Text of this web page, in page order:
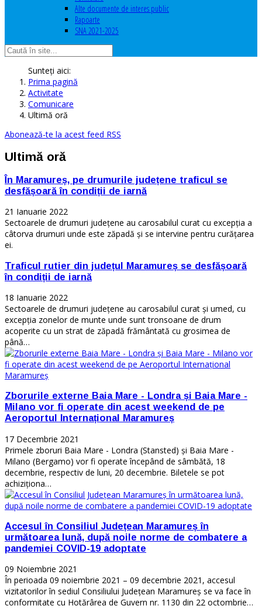
Alte documente de interes public
Rapoarte
SNA 2021-2025
Sunteți aici:
Prima pagină
Activitate
Comunicare
Ultimă oră
Abonează-te la acest feed RSS
Ultimă oră
În Maramureș, pe drumurile județene traficul se
desfășoară în condiții de iarnă
21 Ianuarie 2022
Sectoarele de drumuri județene au carosabilul curat cu excepția a
câtorva drumuri unde este zăpadă și se intervine pentru curățarea
ei.
Traficul rutier din județul Maramureș se desfășoară
în condiții de iarnă
18 Ianuarie 2022
Sectoarele de drumuri județene au carosabilul curat și umed, cu
excepția zonelor de munte unde sunt tronsoane de drum
acoperite cu un strat de zăpadă frământată cu grosimea de
până…
Zborurile externe Baia Mare - Londra și Baia Mare -
Milano vor fi operate din acest weekend de pe
Aeroportul Internațional Maramureș
17 Decembrie 2021
Primele zboruri Baia Mare - Londra (Stansted) și Baia Mare -
Milano (Bergamo) vor fi operate începând de sâmbătă, 18
decembrie, respectiv de luni, 20 decembrie. Biletele se pot
achiziționa…
Accesul în Consiliul Județean Maramureș în
următoarea lună, după noile norme de combatere a
pandemiei COVID-19 adoptate
09 Noiembrie 2021
În perioada 09 noiembrie 2021 – 09 decembrie 2021, accesul
vizitatorilor în sediul Consiliului Județean Maramureș se va face în
conformitate cu Hotărârea de Guvern nr. 1130 din 22 octombrie…